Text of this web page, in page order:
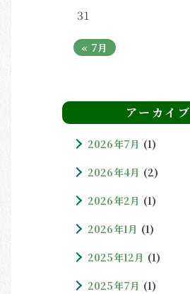
31
« 7月
アーカイブ
2026年7月 (1)
2026年4月 (2)
2026年2月 (1)
2026年1月 (1)
2025年12月 (1)
2025年7月 (1)